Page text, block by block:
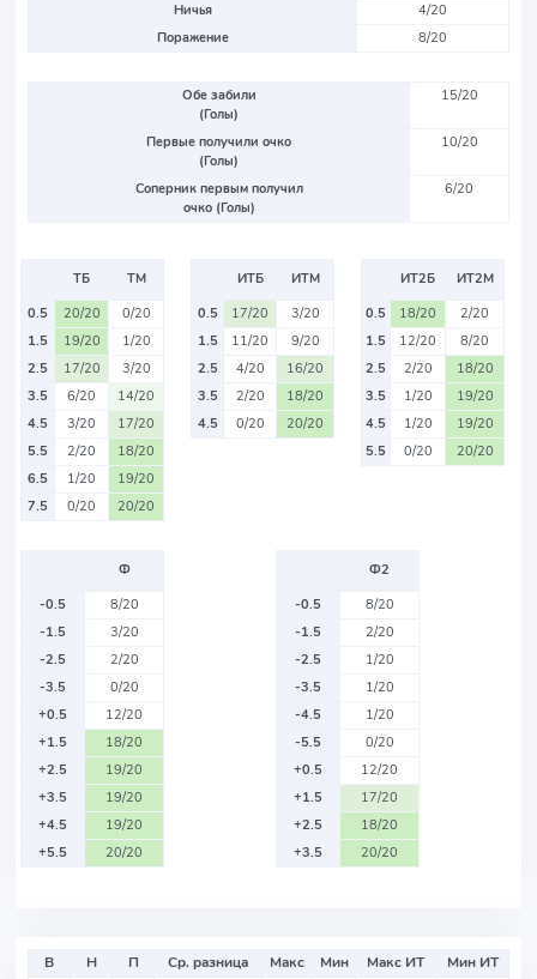
Ничья
4/20
Поражение
8/20
Обе забили
(Голы)
15/20
Первые получили очко
(Голы)
10/20
Соперник первым получил
очко (Голы)
6/20
ТБ
ТМ
0.5
20/20
0/20
1.5
19/20
1/20
2.5
17/20
3/20
3.5
6/20
14/20
4.5
3/20
17/20
5.5
2/20
18/20
6.5
1/20
19/20
7.5
0/20 20/20
ИТБ
ИТМ
0.5
17/20
3/20
1.5
11/20
9/20
2.5
4/20
16/20
3.5
2/20
18/20
4.5
0/20 20/20
ИТ2Б
ИТ2М
0.5
18/20
2/20
1.5
12/20
8/20
2.5
2/20
18/20
3.5
1/20
19/20
4.5
1/20
19/20
5.5
0/20 20/20
Ф
-0.5
8/20
-1.5
3/20
-2.5
2/20
-3.5
0/20
+0.5
12/20
+1.5
18/20
+2.5
19/20
+3.5
19/20
+4.5
19/20
+5.5
20/20
Ф2
-0.5
8/20
-1.5
2/20
-2.5
1/20
-3.5
1/20
-4.5
1/20
-5.5
0/20
+0.5
12/20
+1.5
17/20
+2.5
18/20
+3.5
20/20
В Н П Ср. разница Макс Мин Макс ИТ
Мин ИТ